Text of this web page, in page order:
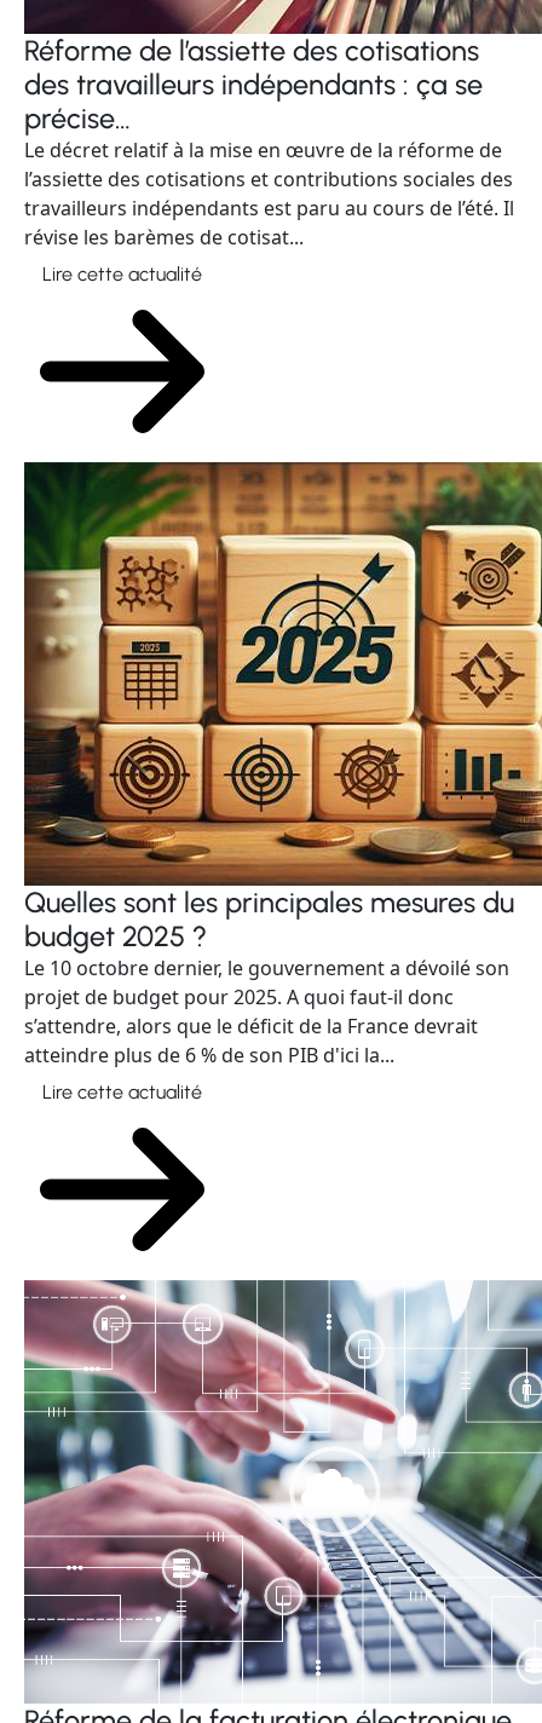
Réforme de l’assiette des cotisations
des travailleurs indépendants : ça se
précise…
Le décret relatif à la mise en œuvre de la réforme de
l’assiette des cotisations et contributions sociales des
travailleurs indépendants est paru au cours de l’été. Il
révise les barèmes de cotisat...
Lire cette actualité
Quelles sont les principales mesures du
budget 2025 ?
Le 10 octobre dernier, le gouvernement a dévoilé son
projet de budget pour 2025. A quoi faut-il donc
s’attendre, alors que le déficit de la France devrait
atteindre plus de 6 % de son PIB d'ici la...
Lire cette actualité